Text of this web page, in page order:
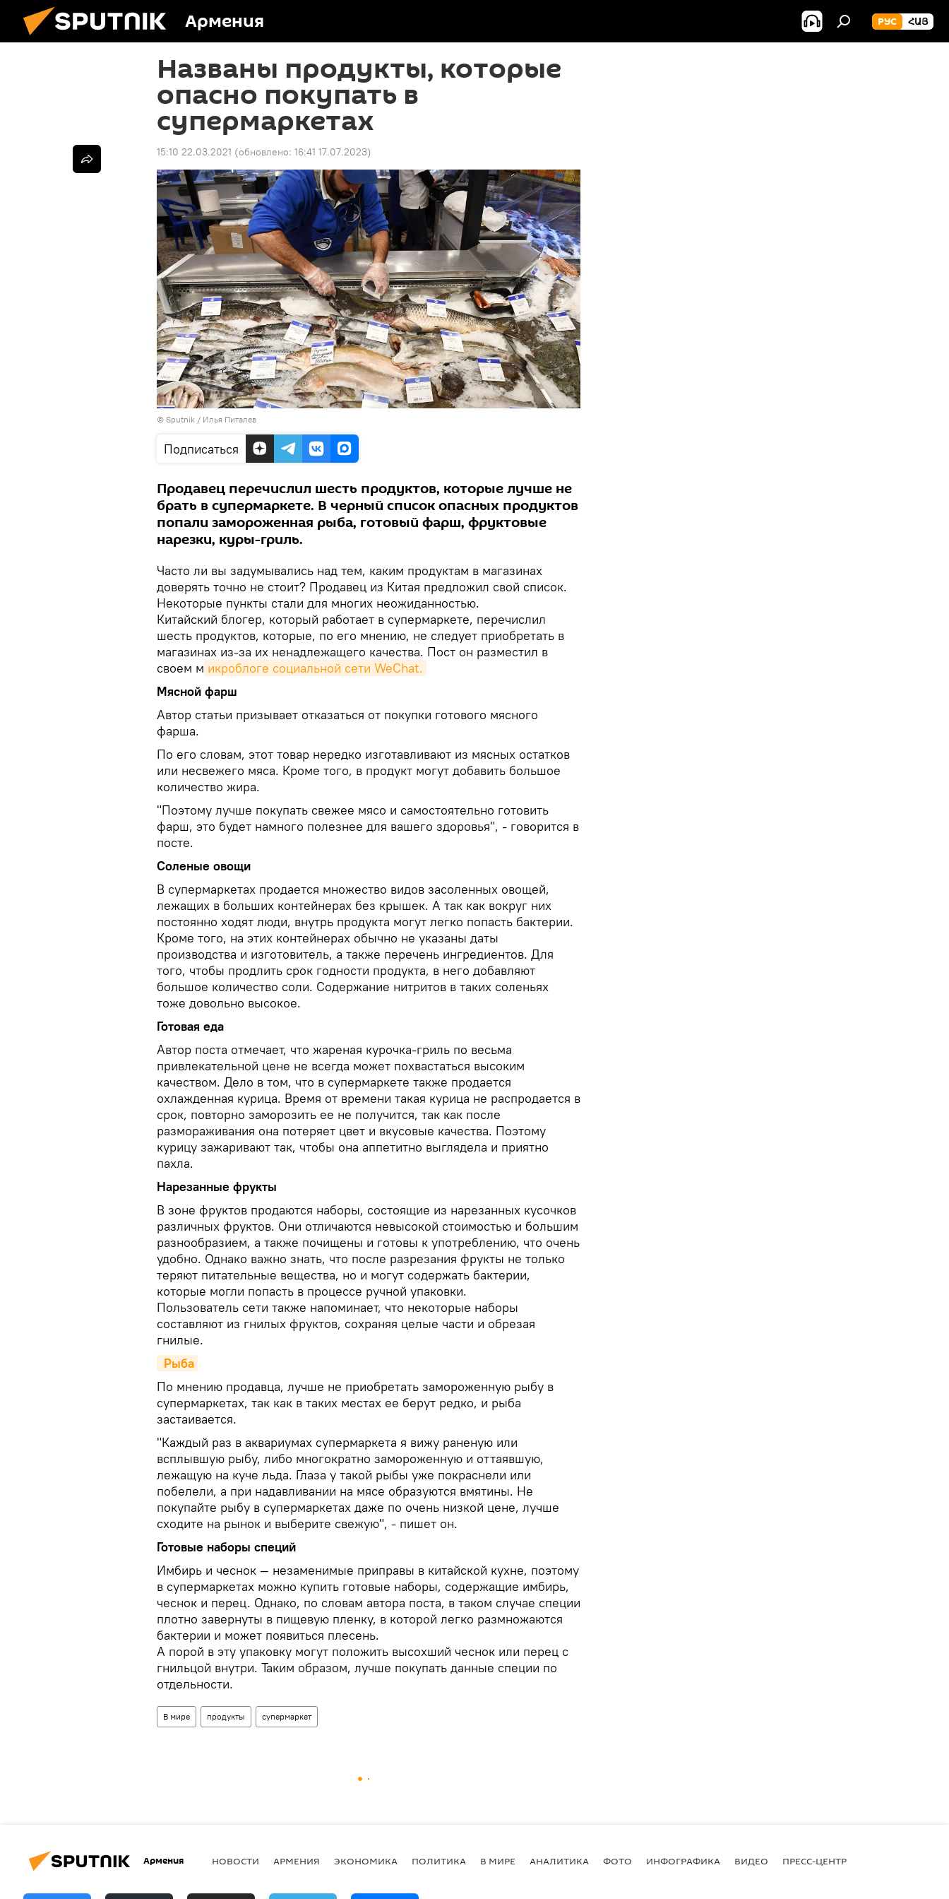
Армения РУС ՀԱՅ
Названы продукты, которые
опасно покупать в
супермаркетах
15:10 22.03.2021 (обновлено: 16:41 17.07.2023)
© Sputnik / Илья Питалев
Подписаться
Продавец перечислил шесть продуктов, которые лучше не
брать в супермаркете. В черный список опасных продуктов
попали замороженная рыба, готовый фарш, фруктовые
нарезки, куры-гриль.
Часто ли вы задумывались над тем, каким продуктам в магазинах
доверять точно не стоит? Продавец из Китая предложил свой список.
Некоторые пункты стали для многих неожиданностью.
Китайский блогер, который работает в супермаркете, перечислил
шесть продуктов, которые, по его мнению, не следует приобретать в
магазинах из-за их ненадлежащего качества. Пост он разместил в
своем м икроблоге социальной сети WeChat.
Мясной фарш
Автор статьи призывает отказаться от покупки готового мясного
фарша.
По его словам, этот товар нередко изготавливают из мясных остатков
или несвежего мяса. Кроме того, в продукт могут добавить большое
количество жира.
"Поэтому лучше покупать свежее мясо и самостоятельно готовить
фарш, это будет намного полезнее для вашего здоровья", - говорится в
посте.
Соленые овощи
В супермаркетах продается множество видов засоленных овощей,
лежащих в больших контейнерах без крышек. А так как вокруг них
постоянно ходят люди, внутрь продукта могут легко попасть бактерии.
Кроме того, на этих контейнерах обычно не указаны даты
производства и изготовитель, а также перечень ингредиентов. Для
того, чтобы продлить срок годности продукта, в него добавляют
большое количество соли. Содержание нитритов в таких соленьях
тоже довольно высокое.
Готовая еда
Автор поста отмечает, что жареная курочка-гриль по весьма
привлекательной цене не всегда может похвастаться высоким
качеством. Дело в том, что в супермаркете также продается
охлажденная курица. Время от времени такая курица не распродается в
срок, повторно заморозить ее не получится, так как после
размораживания она потеряет цвет и вкусовые качества. Поэтому
курицу зажаривают так, чтобы она аппетитно выглядела и приятно
пахла.
Нарезанные фрукты
В зоне фруктов продаются наборы, состоящие из нарезанных кусочков
различных фруктов. Они отличаются невысокой стоимостью и большим
разнообразием, а также почищены и готовы к употреблению, что очень
удобно. Однако важно знать, что после разрезания фрукты не только
теряют питательные вещества, но и могут содержать бактерии,
которые могли попасть в процессе ручной упаковки.
Пользователь сети также напоминает, что некоторые наборы
составляют из гнилых фруктов, сохраняя целые части и обрезая
гнилые.
Рыба
По мнению продавца, лучше не приобретать замороженную рыбу в
супермаркетах, так как в таких местах ее берут редко, и рыба
застаивается.
"Каждый раз в аквариумах супермаркета я вижу раненую или
всплывшую рыбу, либо многократно замороженную и оттаявшую,
лежащую на куче льда. Глаза у такой рыбы уже покраснели или
побелели, а при надавливании на мясе образуются вмятины. Не
покупайте рыбу в супермаркетах даже по очень низкой цене, лучше
сходите на рынок и выберите свежую", - пишет он.
Готовые наборы специй
Имбирь и чеснок — незаменимые приправы в китайской кухне, поэтому
в супермаркетах можно купить готовые наборы, содержащие имбирь,
чеснок и перец. Однако, по словам автора поста, в таком случае специи
плотно завернуты в пищевую пленку, в которой легко размножаются
бактерии и может появиться плесень.
А порой в эту упаковку могут положить высохший чеснок или перец с
гнильцой внутри. Таким образом, лучше покупать данные специи по
отдельности.
В мире продукты супермаркет
Армения НОВОСТИ АРМЕНИЯ ЭКОНОМИКА ПОЛИТИКА В МИРЕ АНАЛИТИКА ФОТО ИНФОГРАФИКА ВИДЕО ПРЕСС-ЦЕНТР